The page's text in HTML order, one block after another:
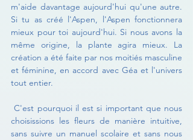
m'aide davantage aujourd'hui qu'une autre.
Si tu as créé l'Aspen, l'Aspen fonctionnera
mieux pour toi aujourd'hui. Si nous avons la
même origine, la plante agira mieux. La
création a été faite par nos moitiés masculine
et féminine, en accord avec Géa et l'univers
tout entier.
C'est pourquoi il est si important que nous
choisissions les fleurs de manière intuitive,
sans suivre un manuel scolaire et sans nous